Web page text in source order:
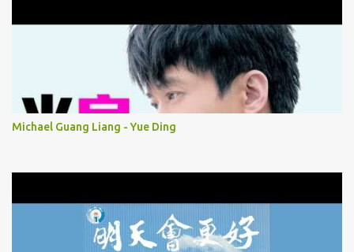
Michael Guang Liang - Yue Ding